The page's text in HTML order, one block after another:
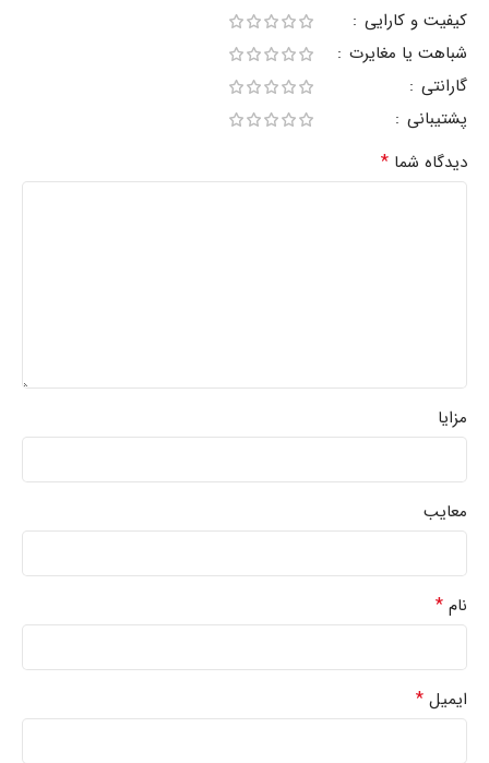
کیفیت و کارایی
شباهت یا مغایرت
گارانتی
پشتیبانی
دیدگاه شما *
مزایا
معایب
نام *
ایمیل *